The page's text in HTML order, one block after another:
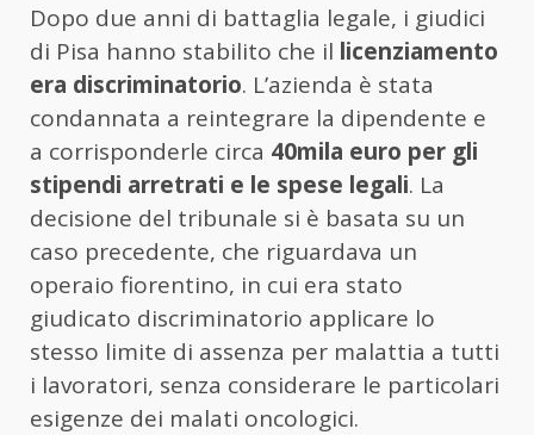
Dopo due anni di battaglia legale, i giudici
di Pisa hanno stabilito che il licenziamento
era discriminatorio. L’azienda è stata
condannata a reintegrare la dipendente e
a corrisponderle circa 40mila euro per gli
stipendi arretrati e le spese legali. La
decisione del tribunale si è basata su un
caso precedente, che riguardava un
operaio fiorentino, in cui era stato
giudicato discriminatorio applicare lo
stesso limite di assenza per malattia a tutti
i lavoratori, senza considerare le particolari
esigenze dei malati oncologici.